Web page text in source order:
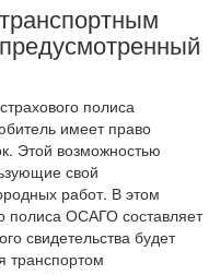
полиса
имеет право
Этой возможностью
свой
работ. В этом
полиса ОСАГО составляет
свидетельства будет
транспортом